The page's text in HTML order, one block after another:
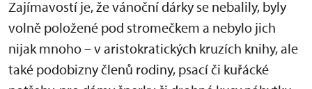
Zajímavostí je, že vánoční dárky se nebalily, byly
volně položené pod stromečkem a nebylo jich
nijak mnoho – v aristokratických kruzích knihy, ale
také podobizny členů rodiny, psací či kuřácké